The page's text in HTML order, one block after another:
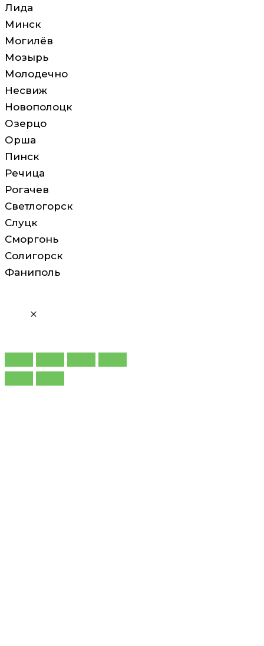
Лида
Минск
Могилёв
Мозырь
Молодечно
Несвиж
Новополоцк
Озерцо
Орша
Пинск
Речица
Рогачев
Светлогорск
Слуцк
Сморгонь
Солигорск
Фаниполь